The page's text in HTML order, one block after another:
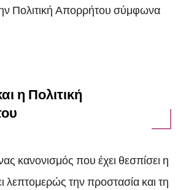
Πολιτική Απορρήτου σύμφωνα
η Πολιτική
κανονισμός που έχει θεσπίσει η
λεπτομερώς την προστασία και τη